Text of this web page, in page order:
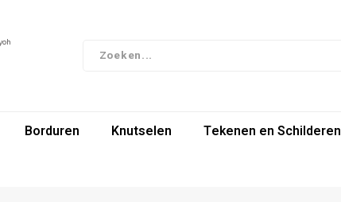
Borduren Knutselen Tekenen en Schilderen